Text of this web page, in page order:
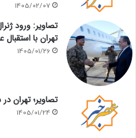
1405/02/07
تصاویر: ورود
تهران با استقبال
1405/01/26
تصاویر؛ تهران
1405/01/24